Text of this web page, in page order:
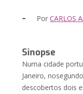
- PorCARLOS
Sinopse
Numa cidade
Janeiro,
descobertos dois